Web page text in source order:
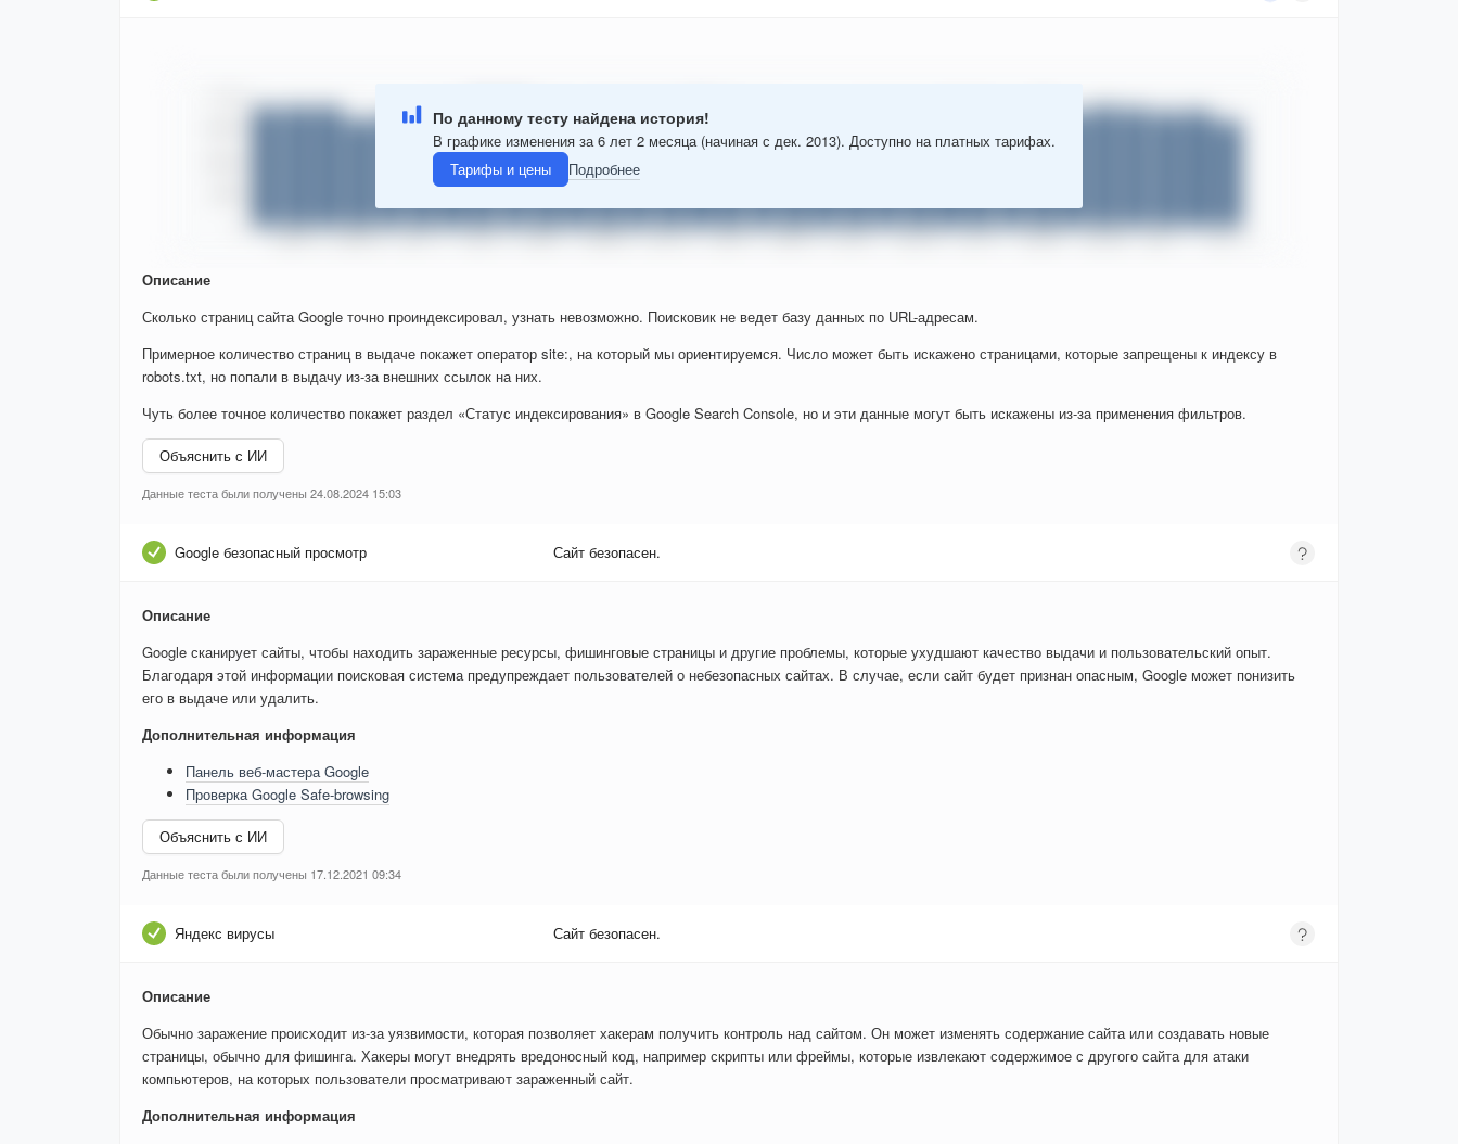
По данному тесту найдена история!
В графике изменения за 6 лет 2 месяца (начиная с дек. 2013). Доступно на платных тарифах.
Тарифы и цены
Подробнее
Описание
Сколько страниц сайта Google точно проиндексировал, узнать невозможно. Поисковик не ведет базу данных по URL-адресам.
Примерное количество страниц в выдаче покажет оператор site:, на который мы ориентируемся. Число может быть искажено страницами, которые запрещены к индексу в
robots.txt, но попали в выдачу из-за внешних ссылок на них.
Чуть более точное количество покажет раздел «Статус индексирования» в Google Search Console, но и эти данные могут быть искажены из-за применения фильтров.
Объяснить с ИИ
Данные теста были получены 24.08.2024 15:03
Google безопасный просмотр Сайт безопасен.
Описание
Google сканирует сайты, чтобы находить зараженные ресурсы, фишинговые страницы и другие проблемы, которые ухудшают качество выдачи и пользовательский опыт.
Благодаря этой информации поисковая система предупреждает пользователей о небезопасных сайтах. В случае, если сайт будет признан опасным, Google может понизить
его в выдаче или удалить.
Дополнительная информация
Панель веб-мастера Google
Проверка Google Safe-browsing
Объяснить с ИИ
Данные теста были получены 17.12.2021 09:34
Яндекс вирусы Сайт безопасен.
Описание
Обычно заражение происходит из-за уязвимости, которая позволяет хакерам получить контроль над сайтом. Он может изменять содержание сайта или создавать новые
страницы, обычно для фишинга. Хакеры могут внедрять вредоносный код, например скрипты или фреймы, которые извлекают содержимое с другого сайта для атаки
компьютеров, на которых пользователи просматривают зараженный сайт.
Дополнительная информация